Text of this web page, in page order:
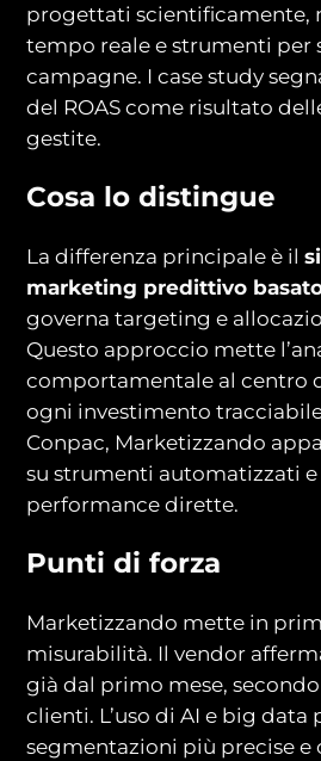
progettati scientificamente,
tempo reale e strumenti per
campagne. I case study
del ROAS come risultato
gestite.
Cosa lo distingue
La differenza principale è il
marketing predittivo
governa targeting e
Questo approccio mette
comportamentale al centro
ogni investimento
Conpac, Marketizzando
su strumenti automatizzati
performance dirette.
Punti di forza
Marketizzando mette in
misurabilità. Il vendor
già dal primo mese,
clienti. L’uso di AI e big data
segmentazioni più precise e